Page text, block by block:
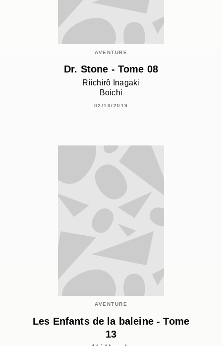
AVENTURE
Dr. Stone - Tome 08
Riichirô Inagaki
Boichi
02/10/2019
AVENTURE
Les Enfants de la baleine - Tome
13